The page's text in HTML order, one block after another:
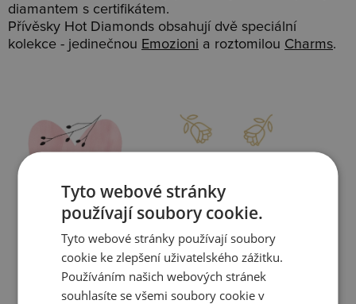
diamantem s certifikátem.
Přívěsky Hot Diamonds obsahují dvě speciální
kolekce - jedinečnou Emozioni a roztomilou Charms.
Slevy
Zjistit více
Doprava
Zjistit více
Tyto webové stránky
používají soubory cookie.
Tyto webové stránky používají soubory
cookie ke zlepšení uživatelského zážitku.
Používáním našich webových stránek
souhlasíte se všemi soubory cookie v